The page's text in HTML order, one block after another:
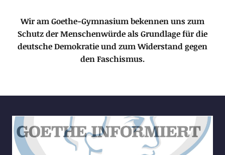
Wir am Goethe-Gymnasium bekennen uns zum
Schutz der Menschenwürde als Grundlage für die
deutsche Demokratie und zum Widerstand gegen
den Faschismus.